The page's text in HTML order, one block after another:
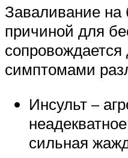
Заваливание на
причиной для
сопровождается
симптомами
Инсульт –
сильная